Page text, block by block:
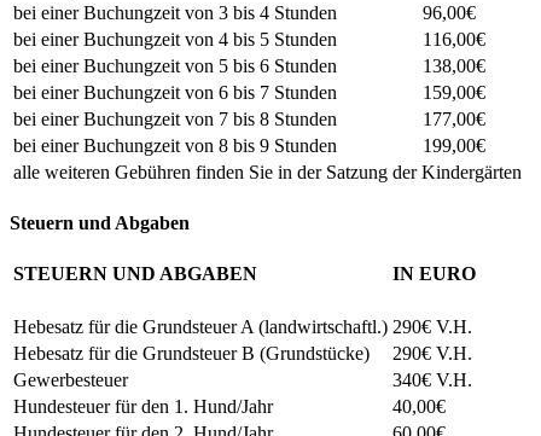
bei einer Buchungzeit von 3 bis 4 Stunden
96,00€
bei einer Buchungzeit von 4 bis 5 Stunden
116,00€
bei einer Buchungzeit von 5 bis 6 Stunden
138,00€
bei einer Buchungzeit von 6 bis 7 Stunden
159,00€
bei einer Buchungzeit von 7 bis 8 Stunden
177,00€
bei einer Buchungzeit von 8 bis 9 Stunden
199,00€
alle weiteren Gebühren finden Sie in der Satzung der Kindergärten
Steuern und Abgaben
STEUERN UND ABGABEN IN EURO
Hebesatz für die Grundsteuer A (landwirtschaftl.) 290€ V.H.
Hebesatz für die Grundsteuer B (Grundstücke)
290€ V.H.
Gewerbesteuer
340€ V.H.
Hundesteuer für den 1. Hund/Jahr
40,00€